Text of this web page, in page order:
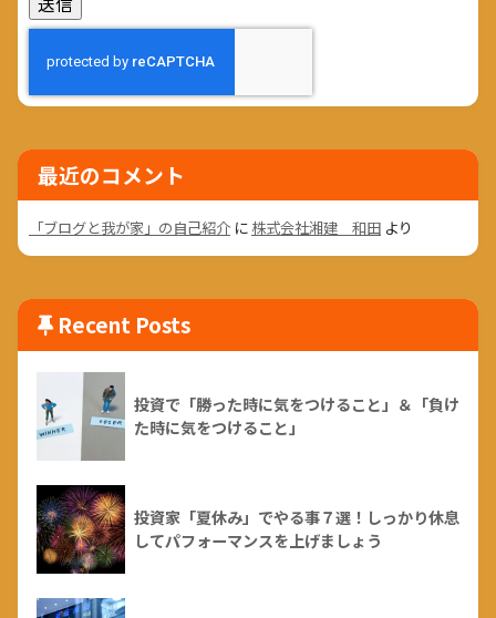
最近のコメント
「ブログと我が家」の自己紹介 に 株式会社湘建 和田 より
Recent Posts
投資で「勝った時に気をつけること」＆「負け
た時に気をつけること」
投資家「夏休み」でやる事７選！しっかり休息
してパフォーマンスを上げましょう